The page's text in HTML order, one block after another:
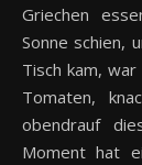
Griechen
Sonne schien,
Tisch kam,
Tomaten,
obendrauf
Moment hat